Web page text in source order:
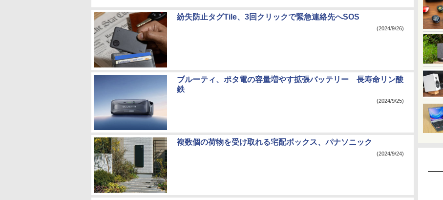
紛失防止タグTile、3回クリックで緊急連絡先へSOS
(2024/9/26)
ブルーティ、ポタ電の容量増やす拡張バッテリー 長寿命リン酸
鉄
(2024/9/25)
複数個の荷物を受け取れる宅配ボックス、パナソニック
(2024/9/24)